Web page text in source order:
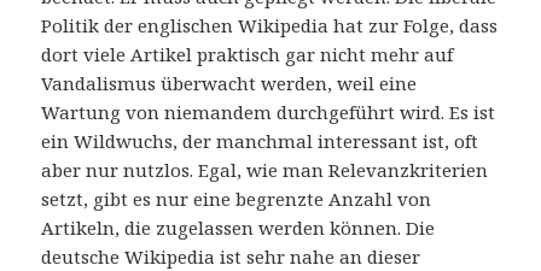
Politik der englischen Wikipedia hat zur Folge, dass
dort viele Artikel praktisch gar nicht mehr auf
Vandalismus überwacht werden, weil eine
Wartung von niemandem durchgeführt wird. Es ist
ein Wildwuchs, der manchmal interessant ist, oft
aber nur nutzlos. Egal, wie man Relevanzkriterien
setzt, gibt es nur eine begrenzte Anzahl von
Artikeln, die zugelassen werden können. Die
deutsche Wikipedia ist sehr nahe an dieser